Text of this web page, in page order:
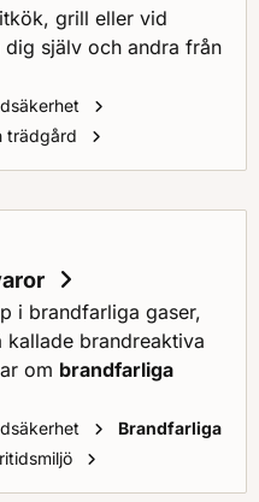
grill eller vid
själv och andra från
trädgård
i brandfarliga gaser,
brandreaktiva
om brandfarliga
Brandfarliga